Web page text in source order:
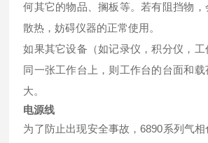
何其它的物品、搁板等。若有阻挡物
散热，妨碍仪器的正常使用。
如果其它设备（如记录仪，积分仪，
同一张工作台上，则工作台的台面和
大。
电源线
为了防止出现安全事故，6890系列气